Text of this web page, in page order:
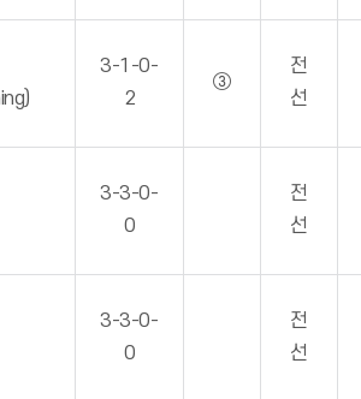
3-1-0-
2
③
전
선
3-3-0-
0
전
선
3-3-0-
0
전
선